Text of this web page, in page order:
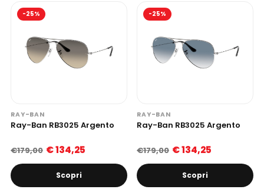
-25%
RAY-BAN
Ray-Ban RB3025 Argento
€179,00 € 134,25
Scopri
-25%
RAY-BAN
Ray-Ban RB3025 Argento
€179,00 € 134,25
Scopri